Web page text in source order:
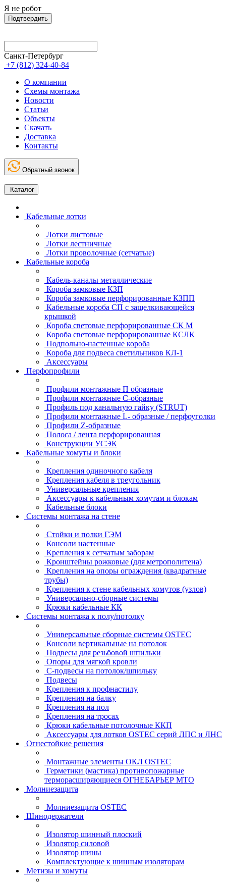
Я не робот
Подтвердить
Санкт-Петербург
+7 (812) 324-40-84
О компании
Схемы монтажа
Новости
Статьи
Объекты
Скачать
Доставка
Контакты
Обратный звонок
Каталог
Кабельные лотки
Лотки листовые
Лотки лестничные
Лотки проволочные (сетчатые)
Кабельные короба
Кабель-каналы металлические
Короба замковые КЗП
Короба замковые перфорированные КЗПП
Кабельные короба СП с защелкивающейся
крышкой
Короба световые перфорированные СК М
Короба световые перфорированные КСЛК
Подпольно-настенные короба
Короба для подвеса светильников КЛ-1
Аксессуары
Перфопрофили
Профили монтажные П образные
Профили монтажные C-образные
Профиль под канальную гайку (STRUT)
Профили монтажные L- образные / перфоуголки
Профили Z-образные
Полоса / лента перфорированная
Конструкции УСЭК
Кабельные хомуты и блоки
Крепления одиночного кабеля
Крепления кабеля в треугольник
Универсальные крепления
Аксессуары к кабельным хомутам и блокам
Кабельные блоки
Системы монтажа на стене
Стойки и полки ГЭМ
Консоли настенные
Крепления к сетчатым заборам
Кронштейны рожковые (для метрополитена)
Крепления на опоры ограждения (квадратные
трубы)
Крепления к стене кабельных хомутов (узлов)
Универсально-сборные системы
Крюки кабельные КК
Системы монтажа к полу/потолку
Универсальные сборные системы OSTEC
Консоли вертикальные на потолок
Подвесы для резьбовой шпильки
Опоры для мягкой кровли
С-подвесы на потолок/шпильку
Подвесы
Крепления к профнастилу
Крепления на балку
Крепления на пол
Крепления на тросах
Крюки кабельные потолочные ККП
Аксессуары для лотков OSTEC серий ЛПС и ЛНС
Огнестойкие решения
Монтажные элементы ОКЛ OSTEC
Герметики (мастика) противопожарные
терморасширяющиеся ОГНЕБАРЬЕР МТО
Молниезащита
Молниезащита OSTEC
Шинодержатели
Изолятор шинный плоский
Изолятор силовой
Изолятор шины
Комплектующие к шинным изоляторам
Метизы и хомуты